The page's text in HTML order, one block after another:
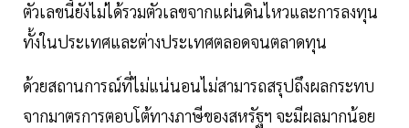
ตัวเลขนี้ยังไม่ได้รวมตัวเลขจากแผ่นดินไหวและการลงทุน
ทั้งในประเทศและต่างประเทศตลอดจนตลาดทุน
ด้วยสถานการณ์ที่ไม่แน่นอนไม่สามารถสรุปถึงผลกระทบ
จากมาตรการตอบโต้ทางภาษีของสหรัฐฯ จะมีผลมากน้อย